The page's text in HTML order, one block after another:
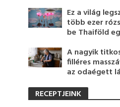
Ez a világ
több ezer
be Thaiföld
A nagyik
filléres
az odaégett
RECEPTJEINK